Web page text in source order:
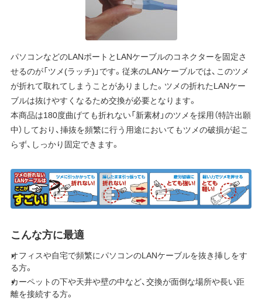
パソコンなどのLANポートとLANケーブルのコネクターを固定さ
せるのが「ツメ(ラッチ)」です。従来のLANケーブルでは、このツメ
が折れて取れてしまうことがありました。ツメの折れたLANケー
ブルは抜けやすくなるため交換が必要となります。
本商品は180度曲げても折れない「新素材」のツメを採用（特許出願
中）しており、挿抜を頻繁に行う用途においてもツメの破損が起こ
らず、しっかり固定できます。
こんな方に最適
オフィスや自宅で頻繁にパソコンのLANケーブルを抜き挿しをす
る方。
カーペットの下や天井や壁の中など、交換が面倒な場所や長い距
離を接続する方。